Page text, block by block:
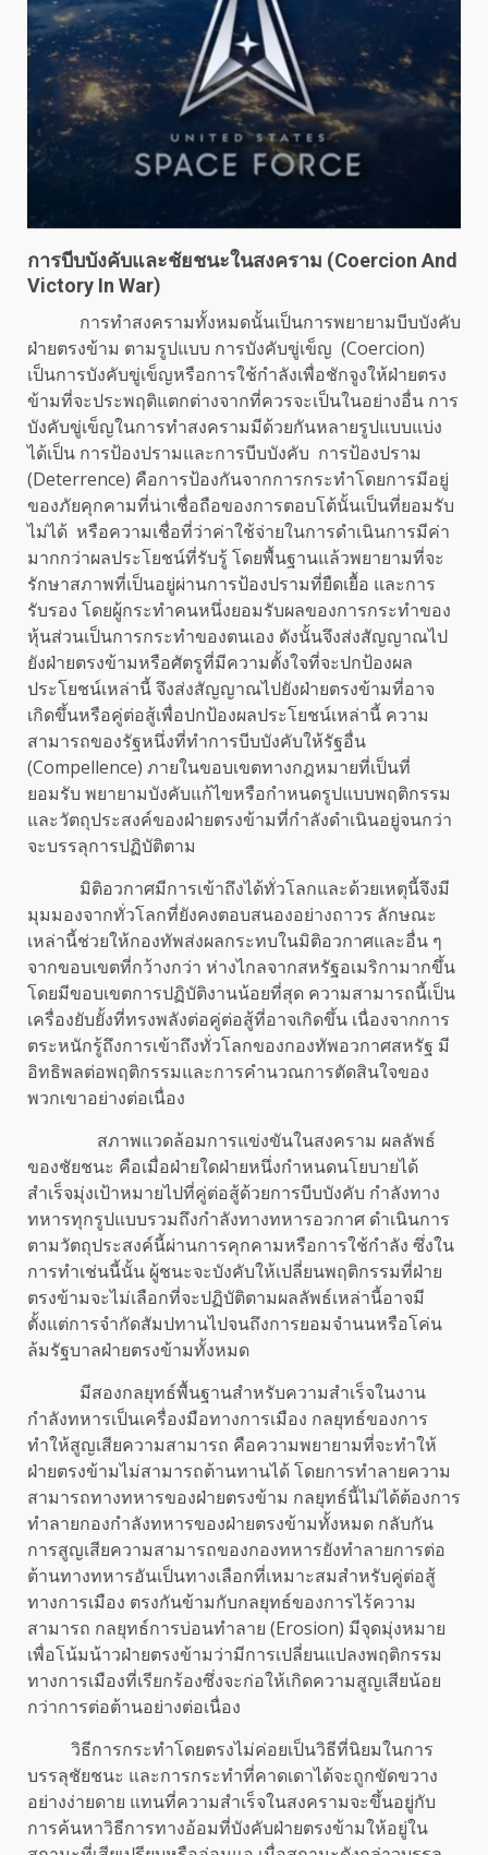
การบีบบังคับและชัยชนะในสงคราม (Coercion And
Victory In War)
การทำสงครามทั้งหมดนั้นเป็นการพยายามบีบบังคับ
ฝ่ายตรงข้าม ตามรูปแบบ การบังคับขู่เข็ญ (Coercion)
เป็นการบังคับขู่เข็ญหรือการใช้กำลังเพื่อชักจูงให้ฝ่ายตรง
ข้ามที่จะประพฤติแตกต่างจากที่ควรจะเป็นในอย่างอื่น การ
บังคับขู่เข็ญในการทำสงครามมีด้วยกันหลายรูปแบบแบ่ง
ได้เป็น การป้องปรามและการบีบบังคับ การป้องปราม
(Deterrence) คือการป้องกันจากการกระทำโดยการมีอยู่
ของภัยคุกคามที่น่าเชื่อถือของการตอบโต้นั้นเป็นที่ยอมรับ
ไม่ได้ หรือความเชื่อที่ว่าค่าใช้จ่ายในการดำเนินการมีค่า
มากกว่าผลประโยชน์ที่รับรู้ โดยพื้นฐานแล้วพยายามที่จะ
รักษาสภาพที่เป็นอยู่ผ่านการป้องปรามที่ยืดเยื้อ และการ
รับรอง โดยผู้กระทำคนหนึ่งยอมรับผลของการกระทำของ
หุ้นส่วนเป็นการกระทำของตนเอง ดังนั้นจึงส่งสัญญาณไป
ยังฝ่ายตรงข้ามหรือศัตรูที่มีความตั้งใจที่จะปกป้องผล
ประโยชน์เหล่านี้ จึงส่งสัญญาณไปยังฝ่ายตรงข้ามที่อาจ
เกิดขึ้นหรือคู่ต่อสู้เพื่อปกป้องผลประโยชน์เหล่านี้ ความ
สามารถของรัฐหนึ่งที่ทำการบีบบังคับให้รัฐอื่น
(Compellence) ภายในขอบเขตทางกฎหมายที่เป็นที่
ยอมรับ พยายามบังคับแก้ไขหรือกำหนดรูปแบบพฤติกรรม
และวัตถุประสงค์ของฝ่ายตรงข้ามที่กำลังดำเนินอยู่จนกว่า
จะบรรลุการปฏิบัติตาม
มิติอวกาศมีการเข้าถึงได้ทั่วโลกและด้วยเหตุนี้จึงมี
มุมมองจากทั่วโลกที่ยังคงตอบสนองอย่างถาวร ลักษณะ
เหล่านี้ช่วยให้กองทัพส่งผลกระทบในมิติอวกาศและอื่น ๆ
จากขอบเขตที่กว้างกว่า ห่างไกลจากสหรัฐอเมริกามากขึ้น
โดยมีขอบเขตการปฏิบัติงานน้อยที่สุด ความสามารถนี้เป็น
เครื่องยับยั้งที่ทรงพลังต่อคู่ต่อสู้ที่อาจเกิดขึ้น เนื่องจากการ
ตระหนักรู้ถึงการเข้าถึงทั่วโลกของกองทัพอวกาศสหรัฐ มี
อิทธิพลต่อพฤติกรรมและการคำนวณการตัดสินใจของ
พวกเขาอย่างต่อเนื่อง
สภาพแวดล้อมการแข่งขันในสงคราม ผลลัพธ์
ของชัยชนะ คือเมื่อฝ่ายใดฝ่ายหนึ่งกำหนดนโยบายได้
สำเร็จมุ่งเป้าหมายไปที่คู่ต่อสู้ด้วยการบีบบังคับ กำลังทาง
ทหารทุกรูปแบบรวมถึงกำลังทางทหารอวกาศ ดำเนินการ
ตามวัตถุประสงค์นี้ผ่านการคุกคามหรือการใช้กำลัง ซึ่งใน
การทำเช่นนี้นั้น ผู้ชนะจะบังคับให้เปลี่ยนพฤติกรรมที่ฝ่าย
ตรงข้ามจะไม่เลือกที่จะปฏิบัติตามผลลัพธ์เหล่านี้อาจมี
ตั้งแต่การจำกัดสัมปทานไปจนถึงการยอมจำนนหรือโค่น
ล้มรัฐบาลฝ่ายตรงข้ามทั้งหมด
มีสองกลยุทธ์พื้นฐานสำหรับความสำเร็จในงาน
กำลังทหารเป็นเครื่องมือทางการเมือง กลยุทธ์ของการ
ทำให้สูญเสียความสามารถ คือความพยายามที่จะทำให้
ฝ่ายตรงข้ามไม่สามารถต้านทานได้ โดยการทำลายความ
สามารถทางทหารของฝ่ายตรงข้าม กลยุทธ์นี้ไม่ได้ต้องการ
ทำลายกองกำลังทหารของฝ่ายตรงข้ามทั้งหมด กลับกัน
การสูญเสียความสามารถของกองทหารยังทำลายการต่อ
ต้านทางทหารอันเป็นทางเลือกที่เหมาะสมสำหรับคู่ต่อสู้
ทางการเมือง ตรงกันข้ามกับกลยุทธ์ของการไร้ความ
สามารถ กลยุทธ์การบ่อนทำลาย (Erosion) มีจุดมุ่งหมาย
เพื่อโน้มน้าวฝ่ายตรงข้ามว่ามีการเปลี่ยนแปลงพฤติกรรม
ทางการเมืองที่เรียกร้องซึ่งจะก่อให้เกิดความสูญเสียน้อย
กว่าการต่อต้านอย่างต่อเนื่อง
วิธีการกระทำโดยตรงไม่ค่อยเป็นวิธีที่นิยมในการ
บรรลุชัยชนะ และการกระทำที่คาดเดาได้จะถูกขัดขวาง
อย่างง่ายดาย แทนที่ความสำเร็จในสงครามจะขึ้นอยู่กับ
การค้นหาวิธีการทางอ้อมที่บังคับฝ่ายตรงข้ามให้อยู่ใน